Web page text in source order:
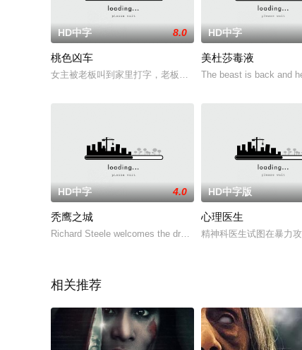
HD中字 8.0
桃色凶车
女主被老板叫到家里打字，老板夫妇晚上都不在家。第二天
HD中字
美杜莎毒液
The beast is back and
HD中字 4.0
秃鹰之城
Richard Steele welcomes the drug trade into his plethora of fe
HD中字版
心理医生
精神科医生试图在暴力
相关推荐